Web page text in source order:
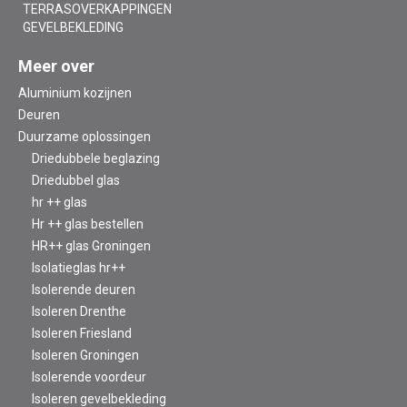
TERRASOVERKAPPINGEN
GEVELBEKLEDING
Meer over
Aluminium kozijnen
Deuren
Duurzame oplossingen
Driedubbele beglazing
Driedubbel glas
hr ++ glas
Hr ++ glas bestellen
HR++ glas Groningen
Isolatieglas hr++
Isolerende deuren
Isoleren Drenthe
Isoleren Friesland
Isoleren Groningen
Isolerende voordeur
Isoleren gevelbekleding